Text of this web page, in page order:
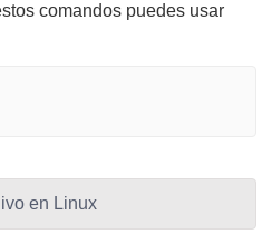
comandos puedes usar
en Linux